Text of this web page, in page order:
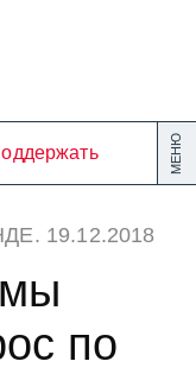
МЕНЮ
. 19.12.2018
по